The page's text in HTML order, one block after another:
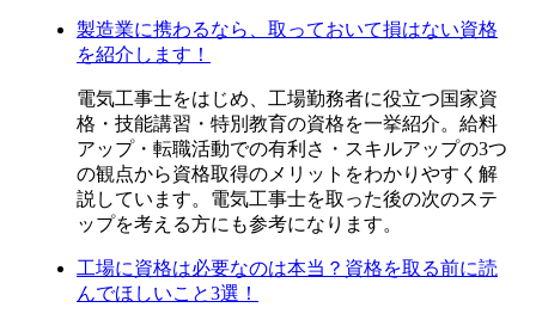
製造業に携わるなら、取っておいて損はない資格
を紹介します！
電気工事士をはじめ、工場勤務者に役立つ国家資
格・技能講習・特別教育の資格を一挙紹介。給料
アップ・転職活動での有利さ・スキルアップの3つ
の観点から資格取得のメリットをわかりやすく解
説しています。電気工事士を取った後の次のステ
ップを考える方にも参考になります。
工場に資格は必要なのは本当？資格を取る前に読
んでほしいこと3選！